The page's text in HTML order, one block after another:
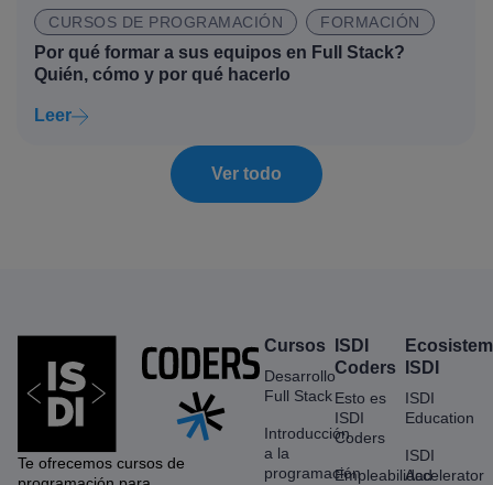
CURSOS DE PROGRAMACIÓN FORMACIÓN
Por qué formar a sus equipos en Full Stack?
Quién, cómo y por qué hacerlo
Leer
Ver todo
Te ofrecemos cursos de
Cursos
Desarrollo
Full Stack
Introducción
a la
programación
ISDI
Coders
Esto es
ISDI
Coders
Empleabilidad
ISDI
ISDI
Education
ISDI
Accelerator